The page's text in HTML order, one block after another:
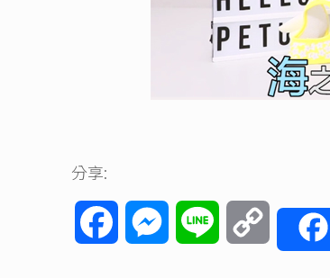
分享:
FacebookMessenger
Line
Copy